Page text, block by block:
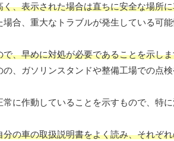
、表示された場合は直ちに安全な場所
合、重大なトラブルが発生している可
、早めに対処が必要であることを示し
、ガソリンスタンドや整備工場での点検
に作動していることを示すもので、特に
分の車の取扱説明書をよく読み、それぞ